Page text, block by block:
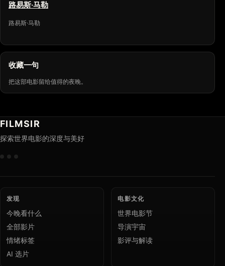
路易斯·马勒
路易斯·马勒
收藏一句
把这部电影留给值得的夜晚。
FILMSIR
探索世界电影的深度与美好
发现
今晚看什么
全部影片
情绪标签
AI 选片
电影文化
世界电影节
导演宇宙
影评与解读